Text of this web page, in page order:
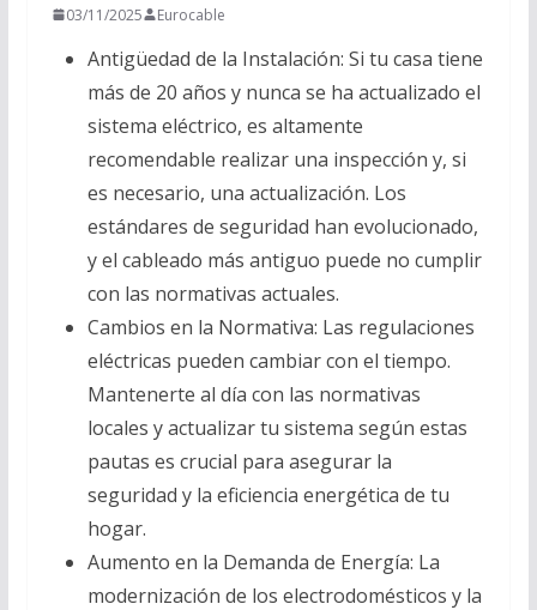
03/11/2025 Eurocable
Antigüedad de la Instalación: Si tu casa tiene
más de 20 años y nunca se ha actualizado el
sistema eléctrico, es altamente
recomendable realizar una inspección y, si
es necesario, una actualización. Los
estándares de seguridad han evolucionado,
y el cableado más antiguo puede no cumplir
con las normativas actuales.
Cambios en la Normativa: Las regulaciones
eléctricas pueden cambiar con el tiempo.
Mantenerte al día con las normativas
locales y actualizar tu sistema según estas
pautas es crucial para asegurar la
seguridad y la eficiencia energética de tu
hogar.
Aumento en la Demanda de Energía: La
modernización de los electrodomésticos y la